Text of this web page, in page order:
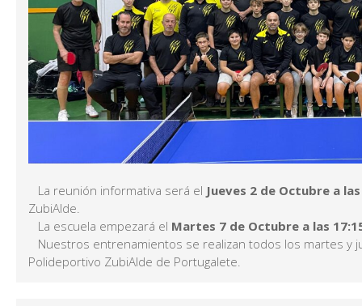
La reunión informativa será el Jueves 2 de Octubre a
ZubiAlde.
La escuela empezará el Martes 7 de Octubre a las
Nuestros entrenamientos se realizan todos los martes y
Polideportivo ZubiAlde de Portugalete.